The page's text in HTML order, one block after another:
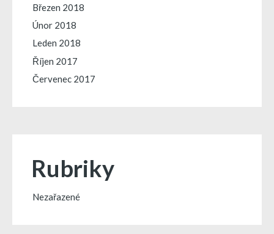
Březen 2018
Únor 2018
Leden 2018
Říjen 2017
Červenec 2017
Rubriky
Nezařazené